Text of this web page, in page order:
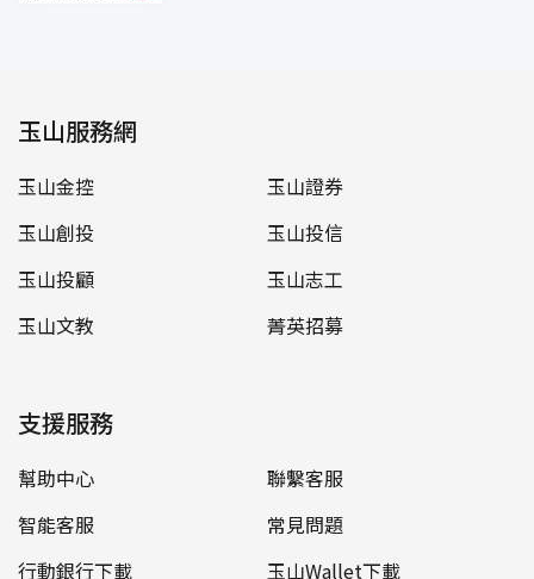
玉山服務網
玉山金控
玉山證券
玉山創投
玉山投信
玉山投顧
玉山志工
玉山文教
菁英招募
支援服務
幫助中心
聯繫客服
智能客服
常見問題
行動銀行下載
玉山Wallet下載